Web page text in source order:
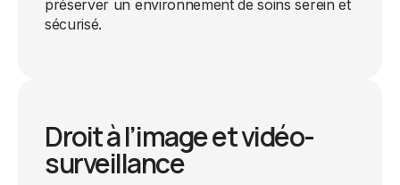
préserver un environnement de soins serein et
sécurisé.
Droit à l’image et vidéo-
surveillance